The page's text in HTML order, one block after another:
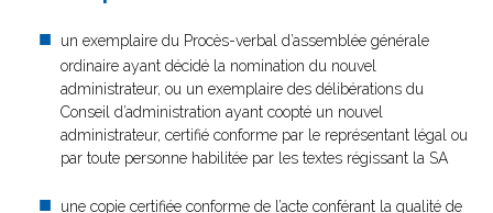
un exemplaire du Procès-verbal d’assemblée générale
ordinaire ayant décidé la nomination du nouvel
administrateur, ou un exemplaire des délibérations du
Conseil d’administration ayant coopté un nouvel
administrateur, certifié conforme par le représentant légal ou
par toute personne habilitée par les textes régissant la SA
une copie certifiée conforme de l’acte conférant la qualité de